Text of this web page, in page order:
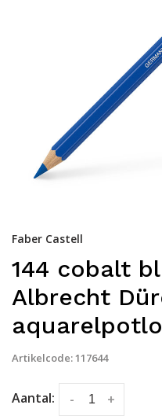
Faber Castell
144 cobalt
Albrecht
Artikelcode:117644
Aantal: +
-